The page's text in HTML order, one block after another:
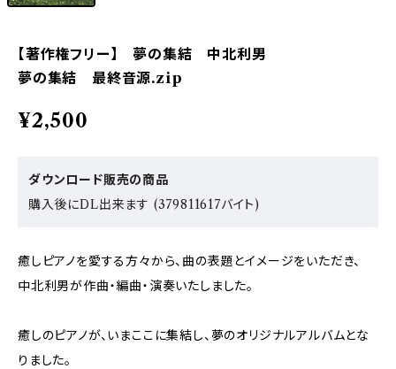
【著作権フリー】 夢の集結 中北利男
夢の集結 最終音源.zip
¥2,500
ダウンロード販売の商品
購入後にDL出来ます (379811617バイト)
癒しピアノを愛する方々から、曲の表題とイメージをいただき、
中北利男が作曲・編曲・演奏いたしました。
癒しのピアノが、いまここに集結し、夢のオリジナルアルバムとな
りました。